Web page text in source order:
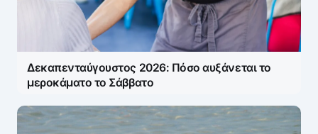
Δεκαπενταύγουστος 2026: Πόσο αυξάνεται το
μεροκάματο το Σάββατο